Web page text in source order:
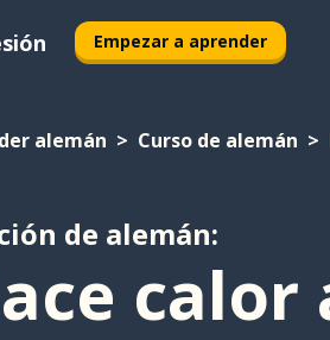
Empezar a aprender
alemán Curso de alemán
de alemán:
calor